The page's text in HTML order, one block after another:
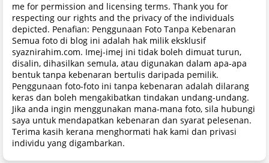
me for permission and licensing terms. Thank you for
respecting our rights and the privacy of the individuals
depicted. Penafian: Penggunaan Foto Tanpa Kebenaran
Semua foto di blog ini adalah hak milik eksklusif
syaznirahim.com. Imej-imej ini tidak boleh dimuat turun,
disalin, dihasilkan semula, atau digunakan dalam apa-apa
bentuk tanpa kebenaran bertulis daripada pemilik.
Penggunaan foto-foto ini tanpa kebenaran adalah dilarang
keras dan boleh mengakibatkan tindakan undang-undang.
Jika anda ingin menggunakan mana-mana foto, sila hubungi
saya untuk mendapatkan kebenaran dan syarat pelesenan.
Terima kasih kerana menghormati hak kami dan privasi
individu yang digambarkan.